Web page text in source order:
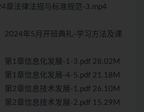
章法律法规与标准规范-3.mp4
2024年5月开班典礼-学习方法及课
第1章信息化发展-1-3.pdf 28.02M
第1章信息化发展-4-5.pdf 21.18M
第2章信息技术发展-1.pdf 26.10M
第2章信息技术发展-2.pdf 15.29M